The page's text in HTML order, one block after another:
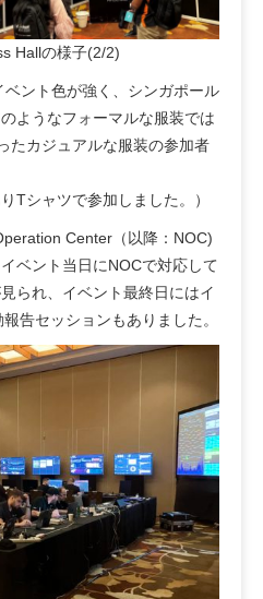
Hallの様子(2/2)
ント色が強く、シンガポール
ようなフォーマルな服装では
たカジュアルな服装の参加者
Tシャツで参加しました。）
Center（以降：NOC)
ベント当日にNOCで対応して
られ、イベント最終日にはイ
告セッションもありました。